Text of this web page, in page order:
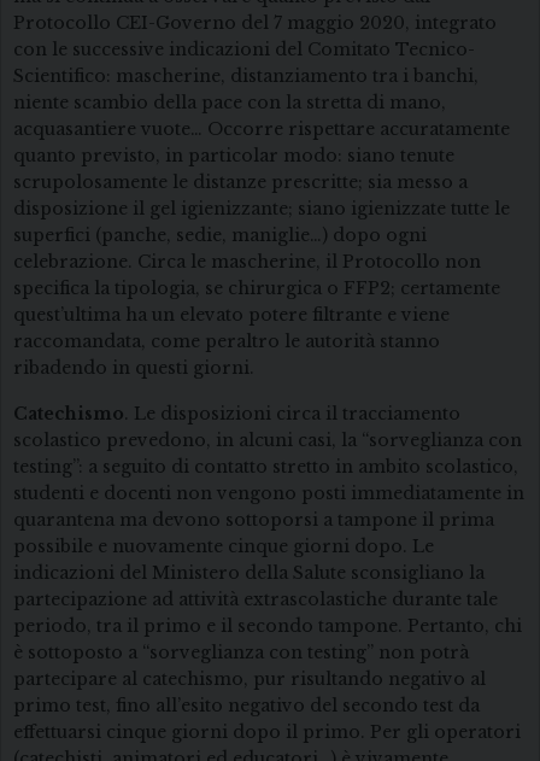
Protocollo CEI-Governo del 7 maggio 2020, integrato
con le successive indicazioni del Comitato Tecnico-
Scientifico: mascherine, distanziamento tra i banchi,
niente scambio della pace con la stretta di mano,
acquasantiere vuote… Occorre rispettare accuratamente
quanto previsto, in particolar modo: siano tenute
scrupolosamente le distanze prescritte; sia messo a
disposizione il gel igienizzante; siano igienizzate tutte le
superfici (panche, sedie, maniglie…) dopo ogni
celebrazione. Circa le mascherine, il Protocollo non
specifica la tipologia, se chirurgica o FFP2; certamente
quest’ultima ha un elevato potere filtrante e viene
raccomandata, come peraltro le autorità stanno
ribadendo in questi giorni.
Catechismo. Le disposizioni circa il tracciamento
scolastico prevedono, in alcuni casi, la “sorveglianza con
testing”: a seguito di contatto stretto in ambito scolastico,
studenti e docenti non vengono posti immediatamente in
quarantena ma devono sottoporsi a tampone il prima
possibile e nuovamente cinque giorni dopo. Le
indicazioni del Ministero della Salute sconsigliano la
partecipazione ad attività extrascolastiche durante tale
periodo, tra il primo e il secondo tampone. Pertanto, chi
è sottoposto a “sorveglianza con testing” non potrà
partecipare al catechismo, pur risultando negativo al
primo test, fino all’esito negativo del secondo test da
effettuarsi cinque giorni dopo il primo. Per gli operatori